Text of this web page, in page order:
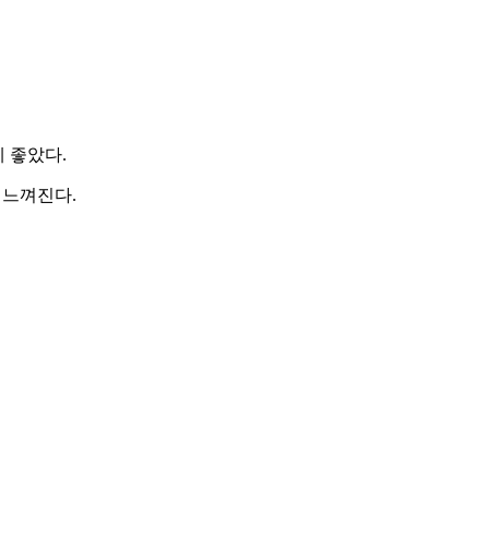
좋았다.
껴진다.